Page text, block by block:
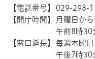
【電話番号】
029-298-
【開庁時間】
月曜日か
午前8時30
【窓口延長】
毎週木曜日
午後7時30